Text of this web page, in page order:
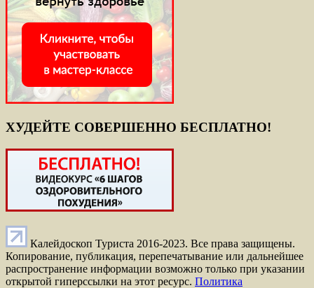
ХУДЕЙТЕ СОВЕРШЕННО БЕСПЛАТНО!
Калейдоскоп Туриста 2016-2023. Все права защищены.
Копирование, публикация, перепечатывание или дальнейшее
распространение информации возможно только при указании
открытой гиперссылки на этот ресурс. Политика